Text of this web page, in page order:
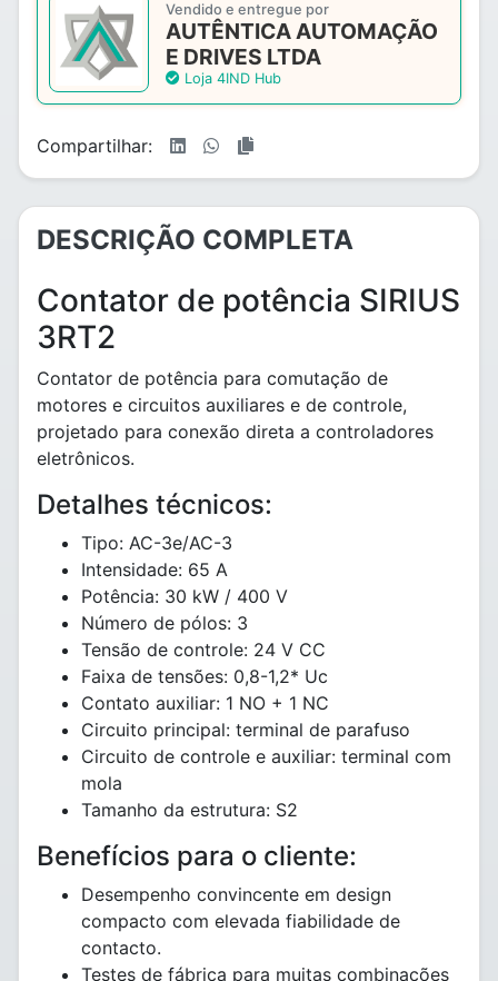
Vendido e entregue por
AUTÊNTICA AUTOMAÇÃO
E DRIVES LTDA
Loja 4IND Hub
Compartilhar:
DESCRIÇÃO COMPLETA
Contator de potência SIRIUS
3RT2
Contator de potência para comutação de
motores e circuitos auxiliares e de controle,
projetado para conexão direta a controladores
eletrônicos.
Detalhes técnicos:
Tipo: AC-3e/AC-3
Intensidade: 65 A
Potência: 30 kW / 400 V
Número de pólos: 3
Tensão de controle: 24 V CC
Faixa de tensões: 0,8-1,2* Uc
Contato auxiliar: 1 NO + 1 NC
Circuito principal: terminal de parafuso
Circuito de controle e auxiliar: terminal com
mola
Tamanho da estrutura: S2
Benefícios para o cliente:
Desempenho convincente em design
compacto com elevada fiabilidade de
contacto.
Testes de fábrica para muitas combinações